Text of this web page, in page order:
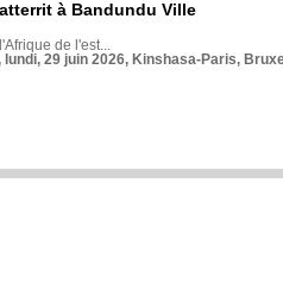
à Bandundu Ville
de l'est...
lundi, 29 juin 2026, Kinshasa-Paris,